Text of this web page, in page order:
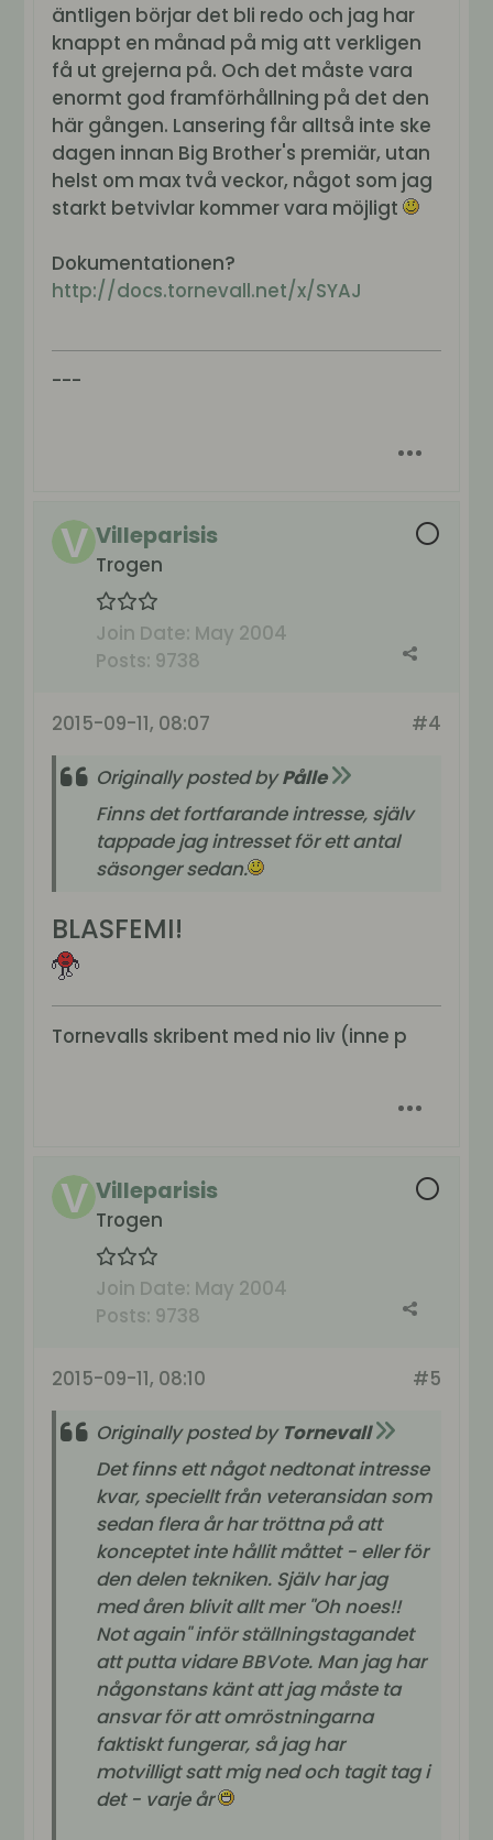
äntligen börjar det bli redo och jag har
knappt en månad på mig att verkligen
få ut grejerna på. Och det måste vara
enormt god framförhållning på det den
här gången. Lansering får alltså inte ske
dagen innan Big Brother's premiär, utan
helst om max två veckor, något som jag
starkt betvivlar kommer vara möjligt
Dokumentationen?
http://docs.tornevall.net/x/SYAJ
---
Villeparisis
Trogen
Join Date: May 2004
Posts: 9738
#4
2015-09-11, 08:07
Originally posted byPålle
Finns det fortfarande intresse, själv
tappade jag intresset för ett antal
säsonger sedan.
BLASFEMI!
Tornevalls skribent med nio liv (inne p
Villeparisis
Trogen
Join Date: May 2004
Posts: 9738
#5
2015-09-11, 08:10
Originally posted by Tornevall
Det finns ett något nedtonat intresse
kvar, speciellt från veteransidan som
sedan flera år har tröttna på att
konceptet inte hållit måttet - eller för
den delen tekniken. Själv har jag
med åren blivit allt mer "Oh noes!!
Not again" inför ställningstagandet
att putta vidare BBVote. Man jag har
någonstans känt att jag måste ta
ansvar för att omröstningarna
faktiskt fungerar, så jag har
motvilligt satt mig ned och tagit tag i
det - varje år